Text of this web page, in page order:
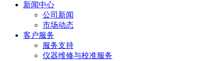
新闻中心
公司新闻
市场动态
客户服务
服务支持
仪器维修与校准服务